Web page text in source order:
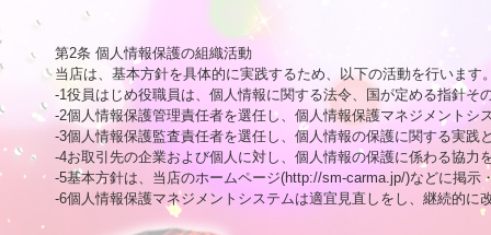
第2条 個人情報保護の組織活動
当店は、基本方針を具体的に実践するため、以下の活動を行います
-1役員はじめ役職員は、個人情報に関する法令、国が定める指針そ
-2個人情報保護管理責任者を選任し、個人情報保護マネジメント
-3個人情報保護監査責任者を選任し、個人情報の保護に関する実践
-4お取引先の企業および個人に対し、個人情報の保護に係わる協力
-5基本方針は、当店のホームページ(http://sm-carma.jp/)などに掲
-6個人情報保護マネジメントシステムは適宜見直しをし、継続的に